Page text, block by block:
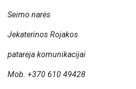
Seimo narės
Jekaterinos Rojakos
patarėja komunikacijai
Mob. +370 610 49428